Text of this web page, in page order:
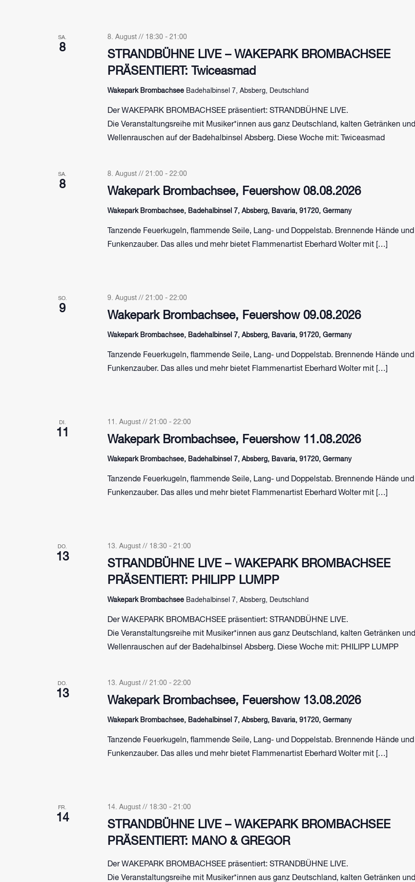
SA.
8
STRANDBÜHNE LIVE – WAKEPARK BROMBACHSEE
PRÄSENTIERT: Twiceasmad
8. August // 18:30- 21:00
Wakepark Brombachsee Badehalbinsel 7, Absberg, Deutschland
Der WAKEPARK BROMBACHSEE präsentiert: STRANDBÜHNE LIVE.
Die Veranstaltungsreihe mit Musiker*innen aus ganz Deutschland, kalten Getränken und
Wellenrauschen auf der Badehalbinsel Absberg. Diese Woche mit: Twiceasmad
SA.
8
Wakepark Brombachsee, Feuershow 08.08.2026
8. August // 21:00- 22:00
Wakepark Brombachsee, Badehalbinsel 7, Absberg, Bavaria, 91720, Germany
Tanzende Feuerkugeln, flammende Seile, Lang- und Doppelstab. Brennende Hände und
Funkenzauber. Das alles und mehr bietet Flammenartist Eberhard Wolter mit […]
SO.
9
Wakepark Brombachsee, Feuershow 09.08.2026
9. August // 21:00- 22:00
Wakepark Brombachsee, Badehalbinsel 7, Absberg, Bavaria, 91720, Germany
Tanzende Feuerkugeln, flammende Seile, Lang- und Doppelstab. Brennende Hände und
Funkenzauber. Das alles und mehr bietet Flammenartist Eberhard Wolter mit […]
DI.
11
Wakepark Brombachsee, Feuershow 11.08.2026
11. August // 21:00- 22:00
Wakepark Brombachsee, Badehalbinsel 7, Absberg, Bavaria, 91720, Germany
Tanzende Feuerkugeln, flammende Seile, Lang- und Doppelstab. Brennende Hände und
Funkenzauber. Das alles und mehr bietet Flammenartist Eberhard Wolter mit […]
DO.
13
STRANDBÜHNE LIVE – WAKEPARK BROMBACHSEE
PRÄSENTIERT: PHILIPP LUMPP
13. August // 18:30- 21:00
Wakepark Brombachsee Badehalbinsel 7, Absberg, Deutschland
Der WAKEPARK BROMBACHSEE präsentiert: STRANDBÜHNE LIVE.
Die Veranstaltungsreihe mit Musiker*innen aus ganz Deutschland, kalten Getränken und
Wellenrauschen auf der Badehalbinsel Absberg. Diese Woche mit: PHILIPP LUMPP
DO.
13
Wakepark Brombachsee, Feuershow 13.08.2026
13. August // 21:00- 22:00
Wakepark Brombachsee, Badehalbinsel 7, Absberg, Bavaria, 91720, Germany
Tanzende Feuerkugeln, flammende Seile, Lang- und Doppelstab. Brennende Hände und
Funkenzauber. Das alles und mehr bietet Flammenartist Eberhard Wolter mit […]
FR.
14
STRANDBÜHNE LIVE – WAKEPARK BROMBACHSEE
PRÄSENTIERT: MANO & GREGOR
14. August // 18:30- 21:00
Der WAKEPARK BROMBACHSEE präsentiert: STRANDBÜHNE LIVE.
Die Veranstaltungsreihe mit Musiker*innen aus ganz Deutschland, kalten Getränken und